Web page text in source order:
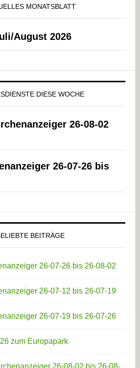
MONATSBLATT
August 2026
DIESE WOCHE
26-08-02
26-07-26 bis
BEITRÄGE
26-07-26 bis 26-08-02
26-07-12 bis 26-07-19
26-07-19 bis 26-07-26
zum Europapark
26-08-02 bis 26-08-